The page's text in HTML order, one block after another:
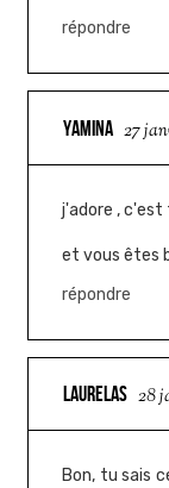
répondre
YAMINA 27
j'adore , c'est
et vous êtes
répondre
LAURELAS 28
Bon, tu sais